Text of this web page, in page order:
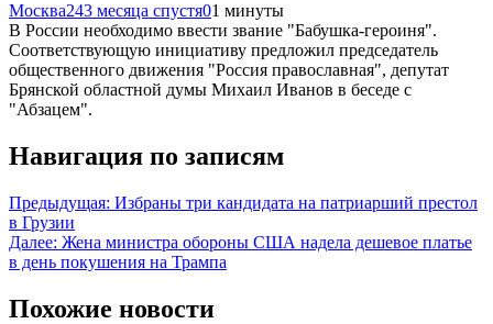
Москва243 месяца спустя01 минуты
В России необходимо ввести звание "Бабушка-героиня".
Соответствующую инициативу предложил председатель
общественного движения "Россия православная", депутат
Брянской областной думы Михаил Иванов в беседе с
"Абзацем".
Навигация по записям
Предыдущая: Избраны три кандидата на патриарший престол
в Грузии
Далее: Жена министра обороны США надела дешевое платье
в день покушения на Трампа
Похожие новости